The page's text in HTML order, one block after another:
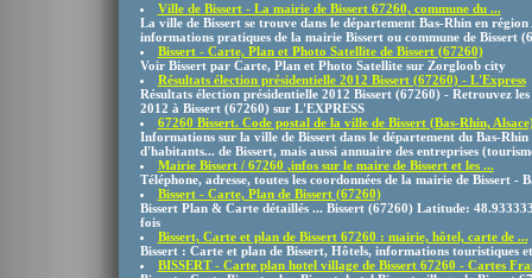
Ville de Bissert - La mairie de Bissert 67260, commune du ...
La ville de Bissert se trouve dans le département Bas-Rhin en région
informations pratiques de la mairie Bissert ou commune de Bissert
Bissert - Carte, Plan et Photo Satellite de Bissert (67260)
Voir Bissert par Carte, Plan et Photo Satellite sur Zorgloob city
Résultats élection présidentielle 2012 Bissert (67260) - L'Express
Résultats élection présidentielle 2012 Bissert (67260) - Retrouvez
2012 à Bissert (67260) sur L'EXPRESS
67260 Bissert. Code postal de la ville de Bissert (Bas-Rhin,
Informations sur la ville de Bissert dans le département du Bas-Rhin
d'habitants... de Bissert, mais aussi annuaire des entreprises
Mairie Bissert / 67260 ,infos sur le maire de Bissert et les ...
Téléphone, adresse, toutes les coordonnées de la mairie de Bissert -
Bissert - Carte, Plan de Bissert (67260)
Bissert Plan & Carte détaillés ... Bissert (67260) Latitude:
fois
Bissert, Carte et plan de Bissert 67260 : mairie, hôtel, carte de ...
Bissert : Carte et plan de Bissert, Hôtels, informations touristiques
BISSERT - Carte plan hotel village de Bissert 67260 - Cartes